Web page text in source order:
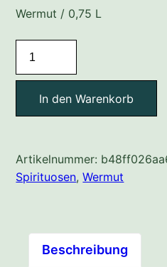
Wermut / 0,75 L
Menge
In den Warenkorb
Artikelnummer:
Spirituosen,Wermut
Beschreibung